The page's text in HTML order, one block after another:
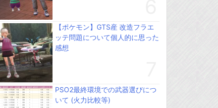
【ポケモン】GTS産 改造フラエ
ッテ問題について個人的に思った
感想
PSO2最終環境での武器選びにつ
いて (火力比較等)